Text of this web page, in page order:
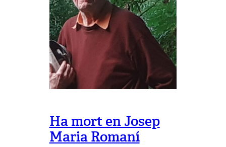
Ha mort en Josep
Maria Romaní